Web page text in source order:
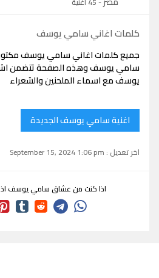
كلمات اغاني سامي يوسف
جميع كلمات اغاني سامي يوسف
سامي يوسف وهذه الصفحة تتضمن
يوسف مع اسماء الملحنين والشعراء
اغنية سامي يوسف الجديدة
اخر تعديل : September 15, 2024 1:06 pm
اذا كنت من عشاق سامي يوسف